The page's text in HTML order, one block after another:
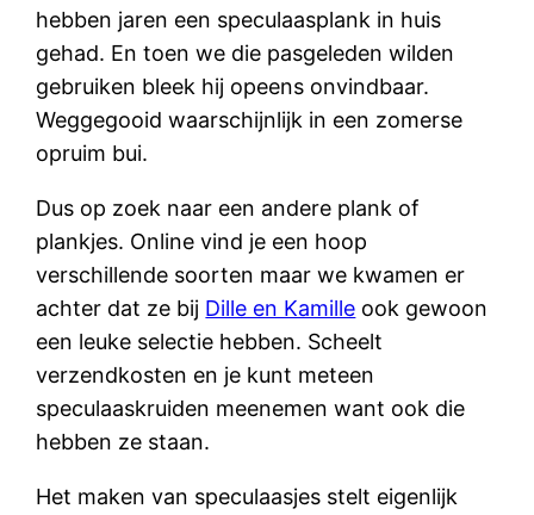
hebben jaren een speculaasplank in huis
gehad. En toen we die pasgeleden wilden
gebruiken bleek hij opeens onvindbaar.
Weggegooid waarschijnlijk in een zomerse
opruim bui.
Dus op zoek naar een andere plank of
plankjes. Online vind je een hoop
verschillende soorten maar we kwamen er
achter dat ze bij Dille en Kamille ook gewoon
een leuke selectie hebben. Scheelt
verzendkosten en je kunt meteen
speculaaskruiden meenemen want ook die
hebben ze staan.
Het maken van speculaasjes stelt eigenlijk